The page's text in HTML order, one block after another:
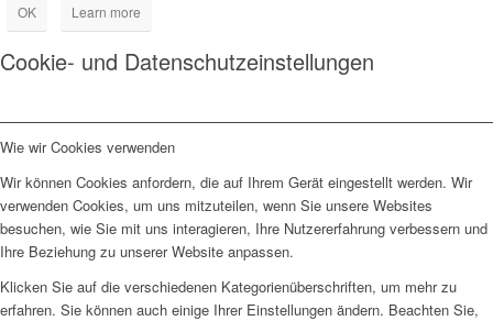
OK Learn more
Cookie- und Datenschutzeinstellungen
Wie wir Cookies verwenden
Wir können Cookies anfordern, die auf Ihrem Gerät eingestellt werden. Wir
verwenden Cookies, um uns mitzuteilen, wenn Sie unsere Websites
besuchen, wie Sie mit uns interagieren, Ihre Nutzererfahrung verbessern und
Ihre Beziehung zu unserer Website anpassen.
Klicken Sie auf die verschiedenen Kategorienüberschriften, um mehr zu
erfahren. Sie können auch einige Ihrer Einstellungen ändern. Beachten Sie,